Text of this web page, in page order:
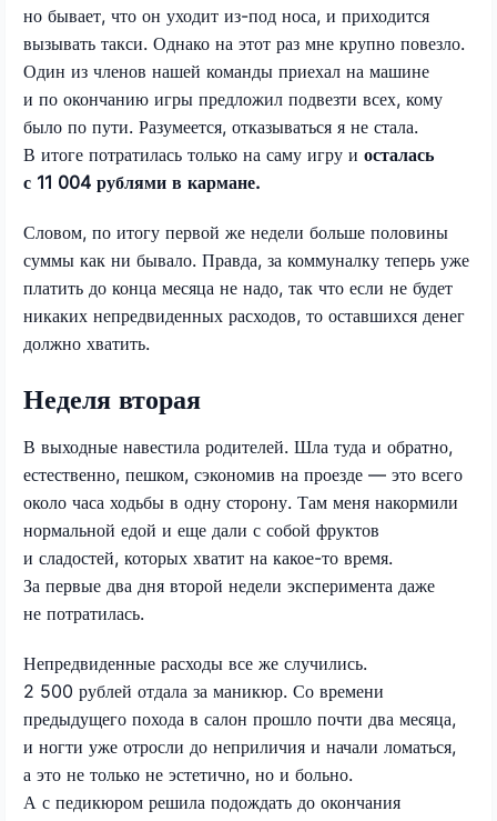
но бывает, что он уходит из-под носа, и приходится
вызывать такси. Однако на этот раз мне крупно повезло.
Один из членов нашей команды приехал на машине
и по окончанию игры предложил подвезти всех, кому
было по пути. Разумеется, отказываться я не стала.
В итоге потратилась только на саму игру и осталась
с 11 004 рублями в кармане.
Словом, по итогу первой же недели больше половины
суммы как ни бывало. Правда, за коммуналку теперь уже
платить до конца месяца не надо, так что если не будет
никаких непредвиденных расходов, то оставшихся денег
должно хватить.
Неделя вторая
В выходные навестила родителей. Шла туда и обратно,
естественно, пешком, сэкономив на проезде — это всего
около часа ходьбы в одну сторону. Там меня накормили
нормальной едой и еще дали с собой фруктов
и сладостей, которых хватит на какое-то время.
За первые два дня второй недели эксперимента даже
не потратилась.
Непредвиденные расходы все же случились.
2 500 рублей отдала за маникюр. Со времени
предыдущего похода в салон прошло почти два месяца,
и ногти уже отросли до неприличия и начали ломаться,
а это не только не эстетично, но и больно.
А с педикюром решила подождать до окончания